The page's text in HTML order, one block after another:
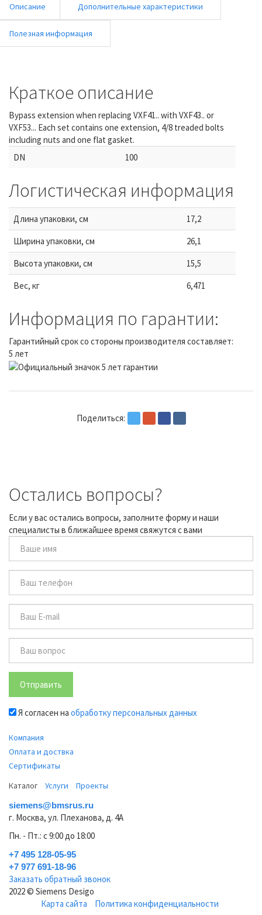
Описание Дополнительные характеристики
Полезная информация
Краткое описание
Bypass extension when replacing VXF41.. with VXF43.. or
VXF53... Each set contains one extension, 4/8 treaded bolts
including nuts and one flat gasket.
DN
100
Логистическая информация
Длина упаковки, см
17,2
Ширина упаковки, см
26,1
Высота упаковки, см
15,5
Вес, кг
6,471
Информация по гарантии:
Гарантийный срок со стороны производителя составляет:
5 лет
Поделиться:
Остались вопросы?
Если у вас остались вопросы, заполните форму и наши
специалисты в ближайшее время свяжутся с вами
Отправить
Я согласен на обработку персональных данных
Компания
Оплата и доствка
Сертификаты
Каталог
Услуги Проекты
siemens@bmsrus.ru
г. Москва, ул. Плеханова, д. 4А
Пн. - Пт.: c 9:00 до 18:00
+7 495 128-05-95
+7 977 691-18-96
Заказать обратный звонок
2022 © Siemens Desigo
Карта сайта
Политика конфиденциальности